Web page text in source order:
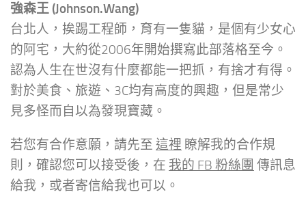
強森王 (Johnson.Wang)
台北人，挨踢工程師，育有一隻貓，是個有少女心
的阿宅，大約從2006年開始撰寫此部落格至今。
認為人生在世沒有什麼都能一把抓，有捨才有得。
對於美食、旅遊、3C均有高度的興趣，但是常少
見多怪而自以為發現寶藏。
若您有合作意願，請先至 這裡 瞭解我的合作規
則，確認您可以接受後，在 我的 FB 粉絲團 傳訊息
給我，或者寄信給我也可以。